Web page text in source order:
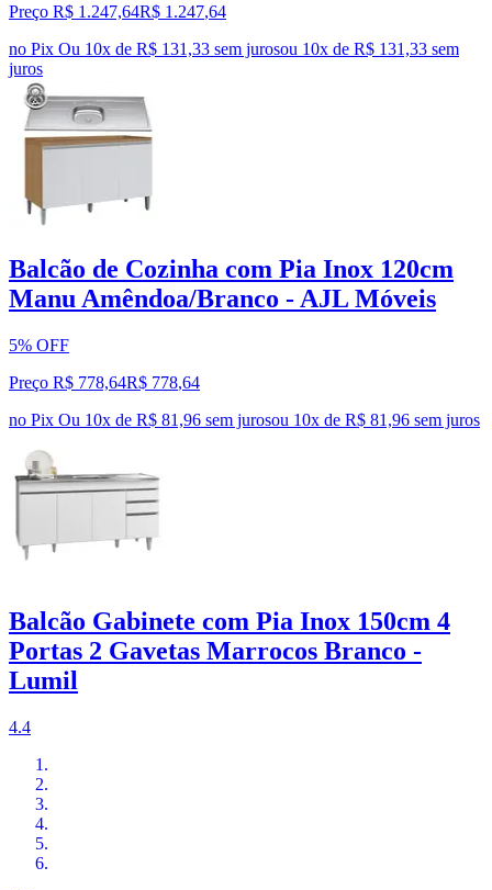
Preço R$ 1.247,64R$ 1.247,64
no Pix Ou 10x de R$ 131,33 sem jurosou 10x de R$ 131,33 sem
juros
Balcão de Cozinha com Pia Inox 120cm
Manu Amêndoa/Branco - AJL Móveis
5% OFF
Preço R$ 778,64R$ 778,64
no Pix Ou 10x de R$ 81,96 sem jurosou 10x de R$ 81,96 sem juros
Balcão Gabinete com Pia Inox 150cm 4
Portas 2 Gavetas Marrocos Branco -
Lumil
4.4